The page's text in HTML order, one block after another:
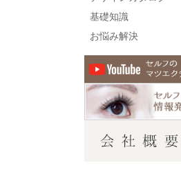
基礎知識
お悩み解決